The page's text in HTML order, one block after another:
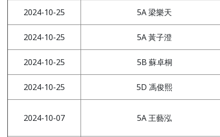
2024-10-25 5A 梁樂天
2024-10-25 5A 黃子澄
2024-10-25 5B 蘇卓桐
2024-10-25 5D 馮俊熙
2024-10-07 5A 王藝泓